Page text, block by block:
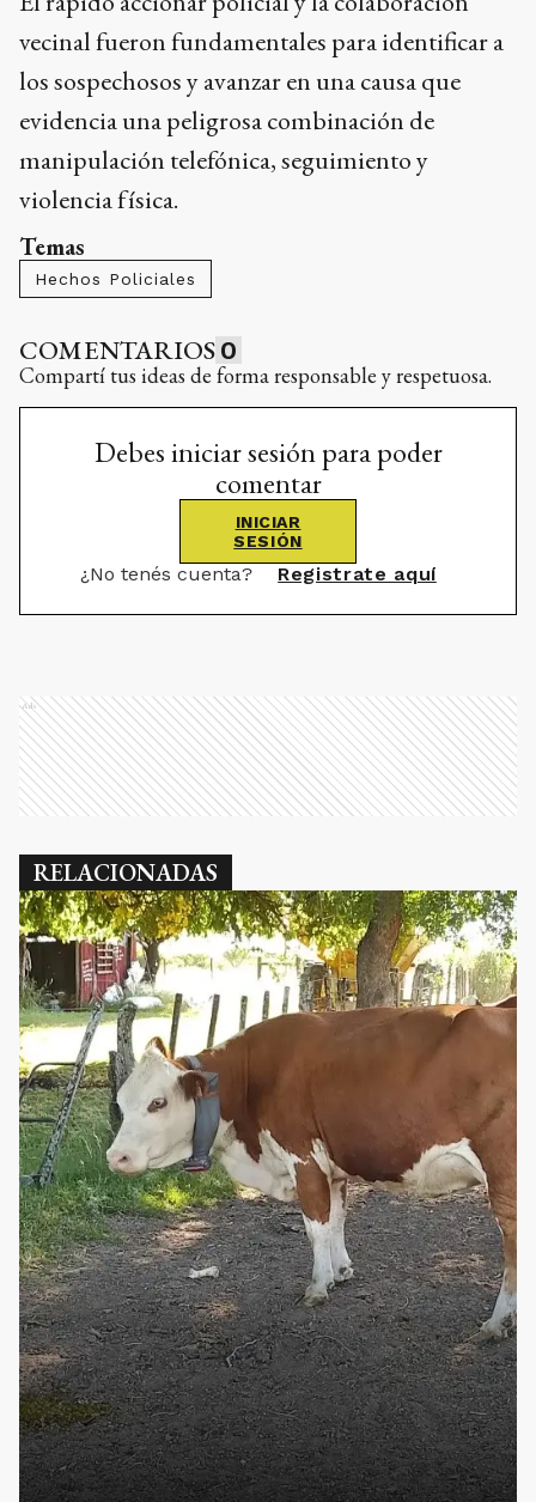
vecinal fueron fundamentales para identificar a
los sospechosos y avanzar en una causa que
evidencia una peligrosa combinación de
manipulación telefónica, seguimiento y
violencia física.
Temas
Hechos Policiales
COMENTARIOS 0
Compartí tus ideas de forma responsable y respetuosa.
Debes iniciar sesión para poder
comentar
INICIAR
SESIÓN
¿No tenés cuenta? Registrate aquí
Ads
RELACIONADAS